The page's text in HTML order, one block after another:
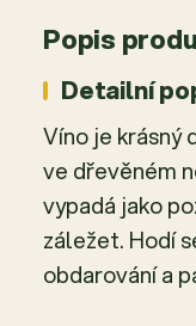
Popis
Detailní
Víno je krásný
ve dřevěném
vypadá jako
záležet. Hodí
obdarování a